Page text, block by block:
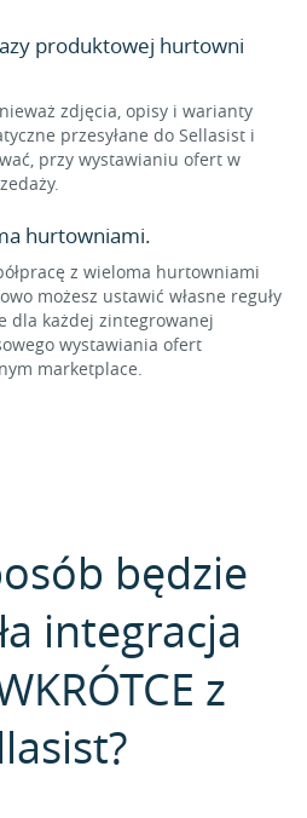
produktowej hurtowni
zdjęcia, opisy i warianty
przesyłane do Sellasist i
przy wystawianiu ofert w
hurtowniami.
z wieloma hurtowniami
możesz ustawić własne reguły
dla każdej zintegrowanej
wystawiania ofert
marketplace.
będzie
integracja
z